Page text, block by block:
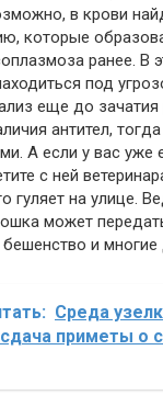
в крови
которые
ранее. В
под
еще до зачатия
антител,
А если у вас уже
с ней
гуляет на улице.
может
и многие
Среда
приметы о